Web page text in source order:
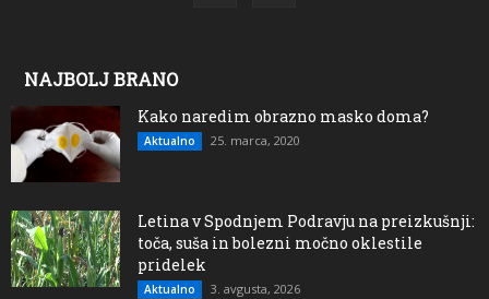
NAJBOLJ BRANO
Kako naredim obrazno masko doma?
Aktualno 25. marca, 2020
Letina v Spodnjem Podravju na preizkušnji:
toča, suša in bolezni močno oklestile
pridelek
Aktualno 3. avgusta, 2026